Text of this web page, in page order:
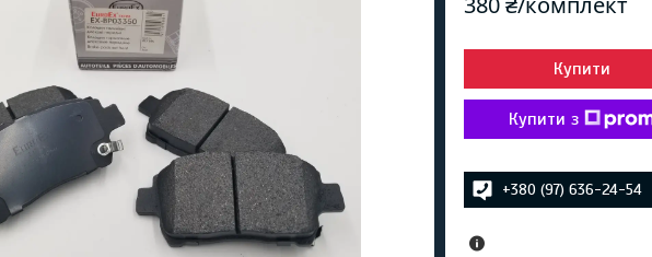
Купити
Купити з
+380 (97) 636-24-54